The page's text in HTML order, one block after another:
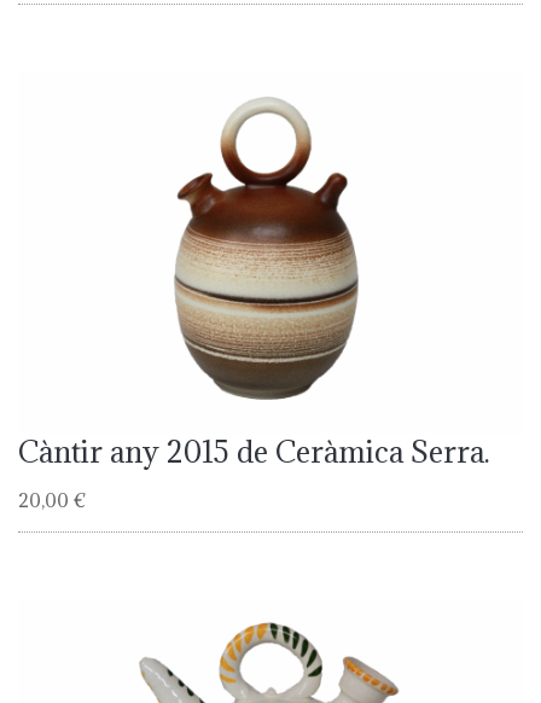
Càntir any 2015 de Ceràmica Serra.
20,00 €